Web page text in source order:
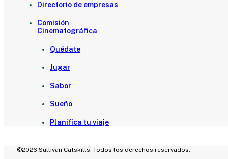
Directorio de empresas
Comisión
Cinematográfica
Quédate
Jugar
Sabor
Sueño
Planifica tu viaje
©2026 Sullivan Catskills. Todos los derechos reservados.